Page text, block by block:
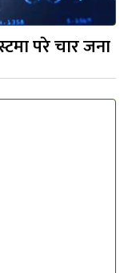
परे चार जना